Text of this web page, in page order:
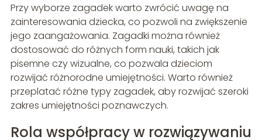
Przy wyborze zagadek warto zwrócić uwagę na
zainteresowania dziecka, co pozwoli na zwiększenie
jego zaangażowania. Zagadki można również
dostosować do różnych form nauki, takich jak
pisemne czy wizualne, co pozwala dzieciom
rozwijać różnorodne umiejętności. Warto również
przeplatać różne typy zagadek, aby rozwijać szeroki
zakres umiejętności poznawczych.
Rola współpracy w rozwiązywaniu